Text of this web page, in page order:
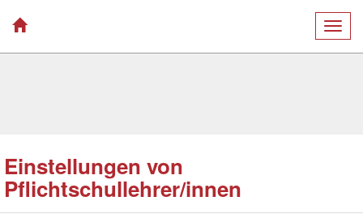
Einstellungen von
Pflichtschullehrer/innen